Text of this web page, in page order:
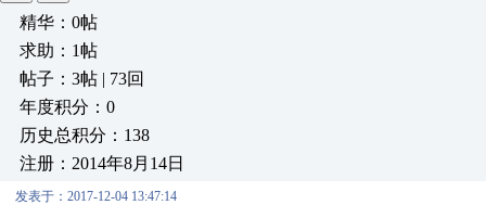
精华：0帖
求助：1帖
帖子：3帖 | 73回
年度积分：0
历史总积分：138
注册：2014年8月14日
发表于：2017-12-04 13:47:14